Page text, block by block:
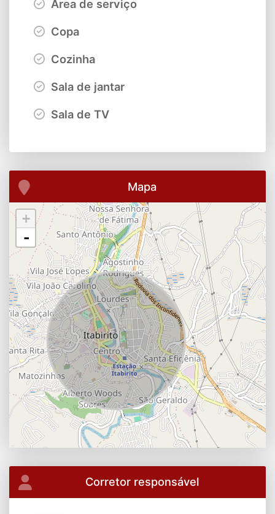
Área de serviço
Copa
Cozinha
Sala de jantar
Sala de TV
Mapa
+
-
Corretor responsável